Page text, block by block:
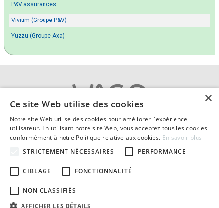
P&V assurances
Vivium (Groupe P&V)
Yuzzu (Groupe Axa)
A propos| Contact |Cookies
Vie privée| Conditions générales|Mentions légales
© 2026 Comparatif-assurance-habitation.be compare
Textes et concepts protégés par copyright - Tous droits réservés.
Publication de
Yago S.A. courtier en assurances agréé FSMA : 114863
(l’Autorité des services et marchés financiers)
Membre de Feprabel (Fédération des courtiers en assurances) :
×
Ce site Web utilise des cookies
Notre site Web utilise des cookies pour améliorer l'expérience
utilisateur. En utilisant notre site Web, vous acceptez tous les cookies
conformément à notre Politique relative aux cookies. En savoir plus
STRICTEMENT NÉCESSAIRES
PERFORMANCE
CIBLAGE FONCTIONNALITÉ
NON CLASSIFIÉS
AFFICHER LES DÉTAILS